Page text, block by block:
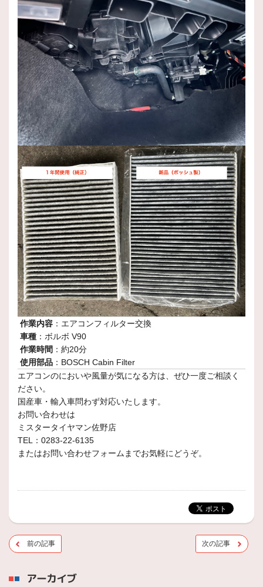
作業内容 ：エアコンフィルター交換
車種 ：ボルボ V90
作業時間 ：約20分
使用部品 ：BOSCH Cabin Filter
エアコンのにおいや風量が気になる方は、ぜひ一度ご相談く
ださい。
国産車・輸入車問わず対応いたします。
お問い合わせは
ミスタータイヤマン佐野店
TEL：0283-22-6135
またはお問い合わせフォームまでお気軽にどうぞ。
前の記事 次の記事
アーカイブ